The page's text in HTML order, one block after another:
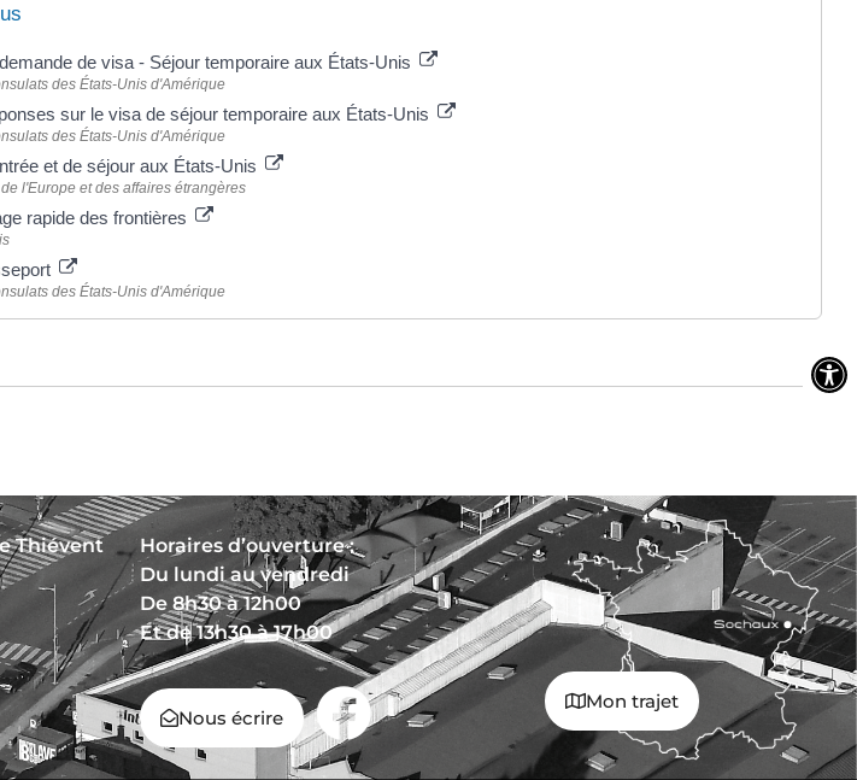
de visa - Séjour temporaire aux États-Unis
des États-Unis d'Amérique
sur le visa de séjour temporaire aux États-Unis
des États-Unis d'Amérique
et de séjour aux États-Unis
l'Europe et des affaires étrangères
rapide des frontières
des États-Unis d'Amérique
Thiévent
Horaires d’ouverture :
Du lundi au vendredi
De 8h30 à 12h00
Et de 13h30 à 17h00
Nous écrire
Mon trajet